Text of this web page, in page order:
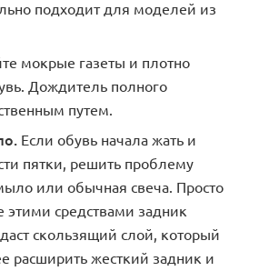
подходит для моделей из
мокрые газеты и плотно
Дождитель полного
путем.
Если обувь начала жать и
пятки, решить проблему
или обычная свеча. Просто
этими средствами задник
скользящий слой, который
расширить жесткий задник и